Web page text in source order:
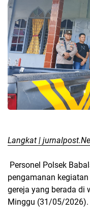
Langkat |
Personel Polsek
pengamanan
gereja yang berada di
Minggu (31/05/2026).